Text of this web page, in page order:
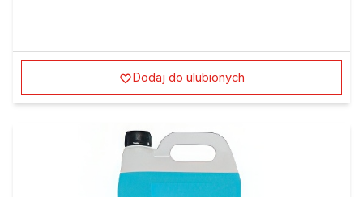
Dodaj do ulubionych